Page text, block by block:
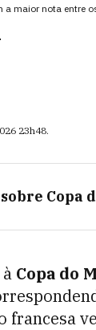
maior nota entre
23h48.
Copa
Copa do
francesa